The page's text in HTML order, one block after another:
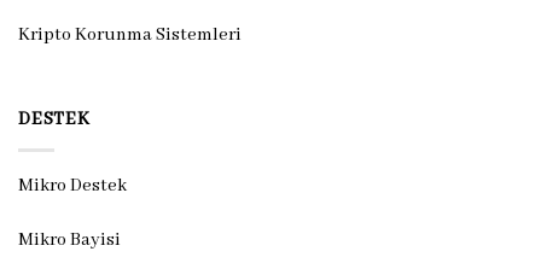
Kripto Korunma Sistemleri
DESTEK
Mikro Destek
Mikro Bayisi